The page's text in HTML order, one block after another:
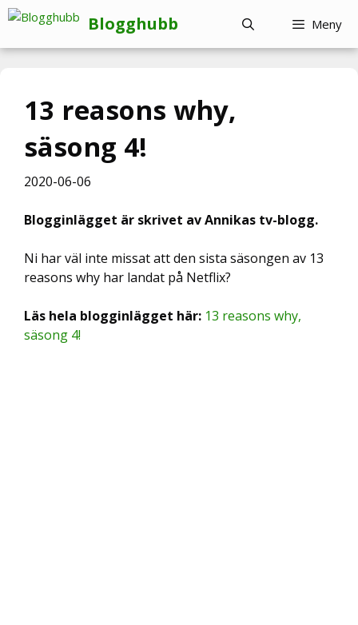
Hoppa
innehåll
Blogghubb Meny
13 reasons why,
säsong 4!
2020-06-06
Blogginlägget är skrivet av Annikas tv-blogg.
Ni har väl inte missat att den sista säsongen av 13
reasons why har landat på Netflix?
Läs hela blogginlägget här: 13 reasons why,
säsong 4!